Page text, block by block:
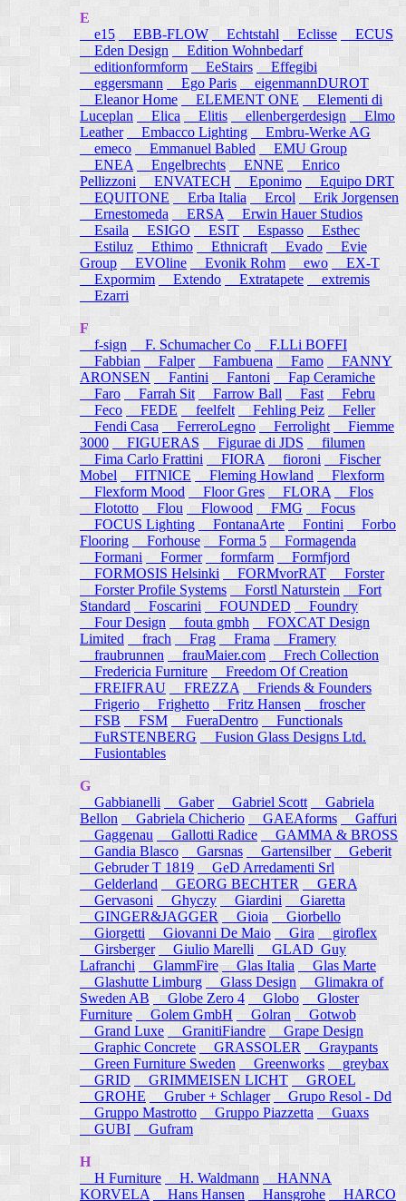
E
e15 EBB-FLOW Echtstahl Eclisse
ECUS
Eden Design
Edition Wohnbedarf
editionformform
EeStairs
Effegibi
eggersmann
Ego Paris
eigenmannDUROT
Eleanor Home
ELEMENT ONE
Elementi di
Luceplan
Elica Elitis ellenbergerdesign
Elmo
Leather
Embacco Lighting
Embru-Werke AG
emeco
Emmanuel Babled
EMU Group
ENEA
Engelbrechts ENNE
Enrico
Pellizzoni ENVATECH Eponimo
Equipo DRT
EQUITONE
Erba Italia Ercol
Erik Jorgensen
Ernestomeda
ERSA
Erwin Hauer Studios
Esaila
ESIGO ESIT Espasso
Esthec
Estiluz
Ethimo Ethnicraft Evado
Evie
Group
EVOline Evonik Rohm ewo
EX-T
Expormim
Extendo Extratapete
extremis
Ezarri
F
f-sign
F. Schumacher Co
F.LLi BOFFI
Fabbian
Falper Fambuena Famo
FANNY
ARONSEN
Fantini Fantoni
Fap Ceramiche
Faro
Farrah Sit Farrow Ball Fast
Febru
Feco
FEDE feelfelt Fehling Peiz
Feller
Fendi Casa
FerreroLegno Ferrolight
Fiemme
3000
FIGUERAS Figurae di JDS
filumen
Fima Carlo Frattini
FIORA fioroni
Fischer
Mobel
FITNICE Fleming Howland
Flexform
Flexform Mood
Floor Gres FLORA
Flos
Flototto
Flou Flowood FMG
Focus
FOCUS Lighting
FontanaArte Fontini
Forbo
Flooring
Forhouse Forma 5
Formagenda
Formani
Former formfarm
Formfjord
FORMOSIS Helsinki
FORMvorRAT
Forster
Forster Profile Systems
Forstl Naturstein
Fort
Standard
Foscarini FOUNDED
Foundry
Four Design
fouta gmbh
FOXCAT Design
Limited
frach Frag Frama
Framery
fraubrunnen
frauMaier.com
Frech Collection
Fredericia Furniture
Freedom Of Creation
FREIFRAU
FREZZA
Friends & Founders
Frigerio
Frighetto Fritz Hansen
froscher
FSB
FSM FueraDentro
Functionals
FuRSTENBERG
Fusion Glass Designs Ltd.
Fusiontables
G
Gabbianelli
Gaber Gabriel Scott
Gabriela
Bellon
Gabriela Chicherio GAEAforms
Gaffuri
Gaggenau
Gallotti Radice
GAMMA & BROSS
Gandia Blasco
Garsnas Gartensilber
Geberit
Gebruder T 1819
GeD Arredamenti Srl
Gelderland
GEORG BECHTER
GERA
Gervasoni
Ghyczy Giardini
Giaretta
GINGER&JAGGER
Gioia
Giorbello
Giorgetti
Giovanni De Maio Gira
giroflex
Girsberger
Giulio Marelli
GLAD_Guy
Lafranchi
GlammFire Glas Italia
Glas Marte
Glashutte Limburg
Glass Design
Glimakra of
Sweden AB
Globe Zero 4 Globo
Gloster
Furniture
Golem GmbH Golran
Gotwob
Grand Luxe
GranitiFiandre
Grape Design
Graphic Concrete
GRASSOLER
Graypants
Green Furniture Sweden
Greenworks
greybax
GRID
GRIMMEISEN LICHT
GROEL
GROHE
Gruber + Schlager
Grupo Resol - Dd
Gruppo Mastrotto
Gruppo Piazzetta
Guaxs
GUBI
Gufram
H
H Furniture
H. Waldmann
HANNA
KORVELA
Hans Hansen Hansgrohe HARCO